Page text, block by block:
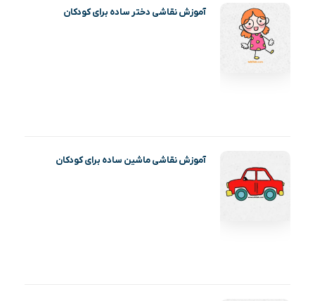
آموزش نقاشی دختر ساده برای کودکان
آموزش نقاشی ماشین ساده برای کودکان